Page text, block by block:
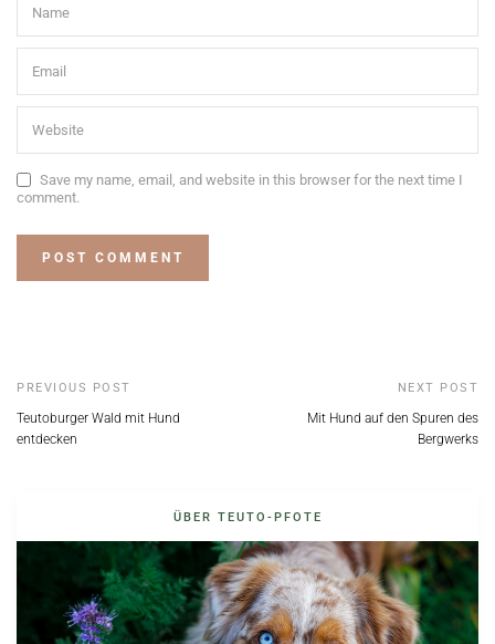
Save my name, email, and website in this browser for the next time I
comment.
PREVIOUS POST
Teutoburger Wald mit Hund
entdecken
NEXT POST
Mit Hund auf den Spuren des
Bergwerks
ÜBER TEUTO-PFOTE